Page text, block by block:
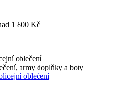
1 800 Kč
oblečení
army doplňky a boty